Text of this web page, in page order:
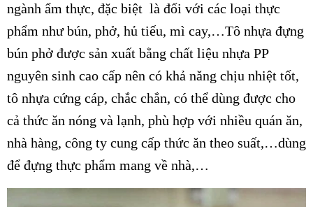
ngành ẩm thực, đặc biệt là đối với các loại thực
phẩm như bún, phở, hủ tiếu, mì cay,…Tô nhựa đựng
bún phở được sản xuất bằng chất liệu nhựa PP
nguyên sinh cao cấp nên có khả năng chịu nhiệt tốt,
tô nhựa cứng cáp, chắc chắn, có thể dùng được cho
cả thức ăn nóng và lạnh, phù hợp với nhiều quán ăn,
nhà hàng, công ty cung cấp thức ăn theo suất,…dùng
để đựng thực phẩm mang về nhà,…